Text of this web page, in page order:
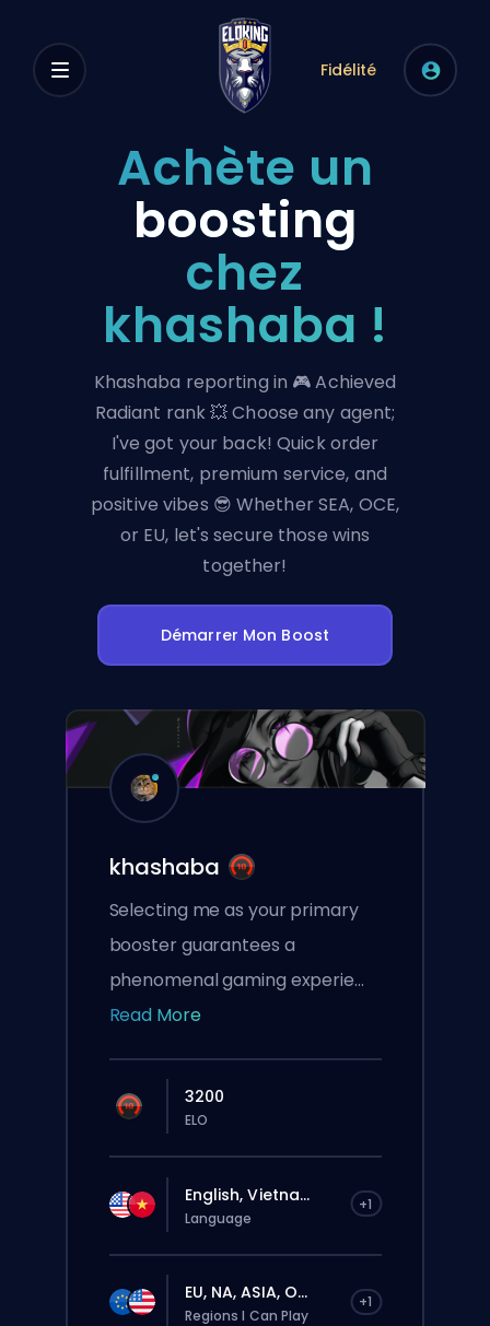
Fidélité
Achète un
boosting
chez
khashaba !
Khashaba reporting in 🎮 Achieved
Radiant rank 💥 Choose any agent;
I've got your back! Quick order
fulfillment, premium service, and
positive vibes 😎 Whether SEA, OCE,
or EU, let's secure those wins
together!
Démarrer Mon Boost
khashaba
Selecting me as your primary
booster guarantees a
phenomenal gaming experie...
Read More
3200
ELO
English, Vietna... +1
Language
EU, NA, ASIA, O... +1
Regions I Can Play